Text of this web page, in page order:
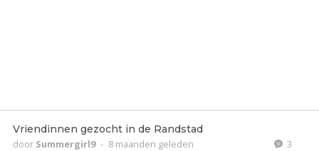
Vriendinnen gezocht in de Randstad
door Summergirl9 - 8 maanden geleden 3